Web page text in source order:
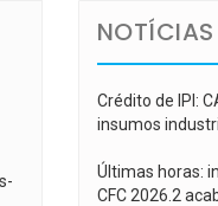
NOTÍCIAS
Crédito de IPI:
insumos
Últimas horas:
CFC 2026.2